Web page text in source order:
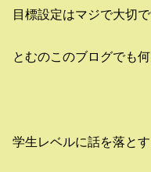
目標設定はマジで大切で
とむのこのブログでも
学生レベルに話を落とす